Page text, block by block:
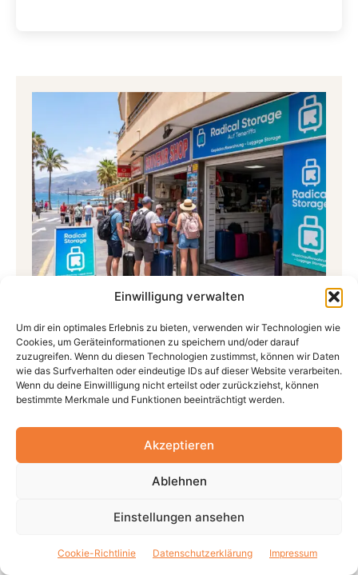
Einwilligung verwalten
Um dir ein optimales Erlebnis zu bieten, verwenden wir Technologien wie
Cookies, um Geräteinformationen zu speichern und/oder darauf
zuzugreifen. Wenn du diesen Technologien zustimmst, können wir Daten
wie das Surfverhalten oder eindeutige IDs auf dieser Website verarbeiten.
Wenn du deine Einwillligung nicht erteilst oder zurückziehst, können
bestimmte Merkmale und Funktionen beeinträchtigt werden.
Akzeptieren
Ablehnen
Einstellungen ansehen
Cookie-Richtlinie Datenschutzerklärung Impressum
Informationen und Buchung